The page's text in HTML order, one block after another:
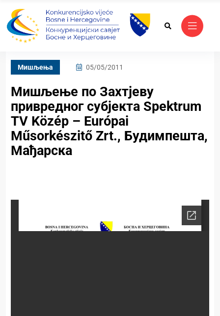
Mишљења 05/05/2011
Мишљење по Захтјеву
привредног субјекта Spektrum
TV Közép – Európai
Műsorkészitő Zrt., Будимпешта,
Мађарска